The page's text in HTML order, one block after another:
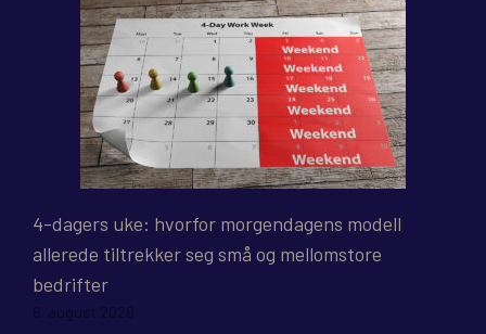
4-dagers uke: hvorfor morgendagens modell
allerede tiltrekker seg små og mellomstore
bedrifter
6. august 2026